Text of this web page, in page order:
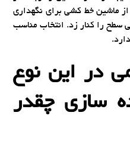
ماشین خط کشی برای نگهداری
سطح را کنار زد. انتخاب مناسب
در این نوع
سازی چقدر